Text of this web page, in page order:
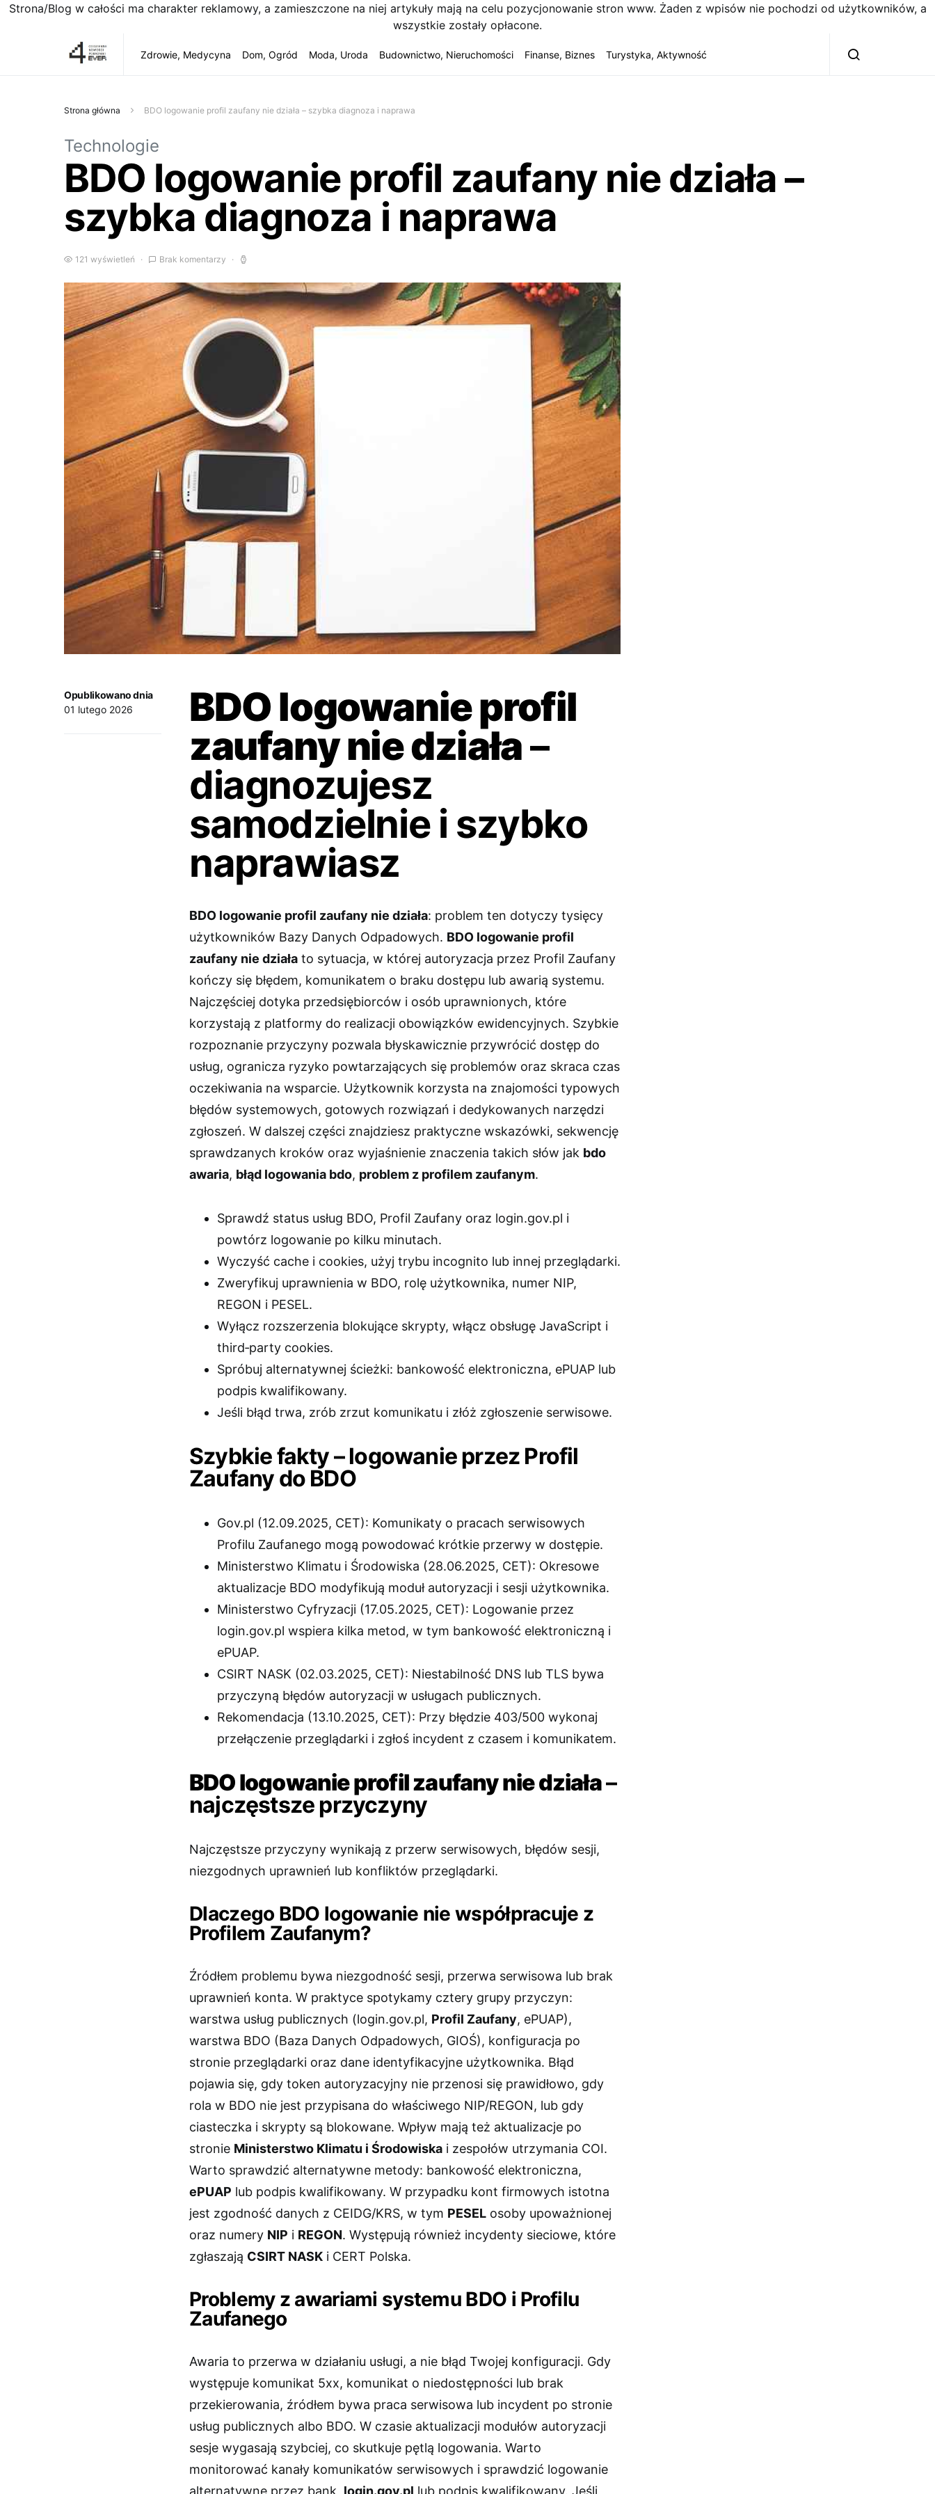
Strona/Blog w całości ma charakter reklamowy, a zamieszczone na niej artykuły mają na celu pozycjonowanie stron www. Żaden z wpisów nie pochodzi od użytkowników, a
wszystkie zostały opłacone.
Zdrowie, Medycyna Dom, Ogród Moda, Uroda Budownictwo, Nieruchomości Finanse, Biznes Turystyka, Aktywność
Strona główna BDO logowanie profil zaufany nie działa – szybka diagnoza i naprawa
Technologie
BDO logowanie profil zaufany nie działa –
szybka diagnoza i naprawa
121 wyświetleń Brak komentarzy
Opublikowano dnia
01 lutego 2026
BDO logowanie profil
zaufany nie działa–
diagnozujesz
samodzielnie i szybko
naprawiasz
BDO logowanie profil zaufany nie działa: problem ten dotyczy tysięcy
użytkowników Bazy Danych Odpadowych. BDO logowanie profil
zaufany nie działa to sytuacja, w której autoryzacja przez Profil Zaufany
kończy się błędem, komunikatem o braku dostępu lub awarią systemu.
Najczęściej dotyka przedsiębiorców i osób uprawnionych, które
korzystają z platformy do realizacji obowiązków ewidencyjnych. Szybkie
rozpoznanie przyczyny pozwala błyskawicznie przywrócić dostęp do
usług, ogranicza ryzyko powtarzających się problemów oraz skraca czas
oczekiwania na wsparcie. Użytkownik korzysta na znajomości typowych
błędów systemowych, gotowych rozwiązań i dedykowanych narzędzi
zgłoszeń. W dalszej części znajdziesz praktyczne wskazówki, sekwencję
sprawdzanych kroków oraz wyjaśnienie znaczenia takich słów jak bdo
awaria, błąd logowania bdo, problem z profilem zaufanym.
Sprawdź status usług BDO, Profil Zaufany oraz login.gov.pl i
powtórz logowanie po kilku minutach.
Wyczyść cache i cookies, użyj trybu incognito lub innej przeglądarki.
Zweryfikuj uprawnienia w BDO, rolę użytkownika, numer NIP,
REGON i PESEL.
Wyłącz rozszerzenia blokujące skrypty, włącz obsługę JavaScript i
third‑party cookies.
Spróbuj alternatywnej ścieżki: bankowość elektroniczna, ePUAP lub
podpis kwalifikowany.
Jeśli błąd trwa, zrób zrzut komunikatu i złóż zgłoszenie serwisowe.
Szybkie fakty – logowanie przez Profil
Zaufany do BDO
Gov.pl (12.09.2025, CET): Komunikaty o pracach serwisowych
Profilu Zaufanego mogą powodować krótkie przerwy w dostępie.
Ministerstwo Klimatu i Środowiska (28.06.2025, CET): Okresowe
aktualizacje BDO modyfikują moduł autoryzacji i sesji użytkownika.
Ministerstwo Cyfryzacji (17.05.2025, CET): Logowanie przez
login.gov.pl wspiera kilka metod, w tym bankowość elektroniczną i
ePUAP.
CSIRT NASK (02.03.2025, CET): Niestabilność DNS lub TLS bywa
przyczyną błędów autoryzacji w usługach publicznych.
Rekomendacja (13.10.2025, CET): Przy błędzie 403/500 wykonaj
przełączenie przeglądarki i zgłoś incydent z czasem i komunikatem.
BDO logowanie profil zaufany nie działa–
najczęstsze przyczyny
Najczęstsze przyczyny wynikają z przerw serwisowych, błędów sesji,
niezgodnych uprawnień lub konfliktów przeglądarki.
Dlaczego BDO logowanie nie współpracuje z
Profilem Zaufanym?
Źródłem problemu bywa niezgodność sesji, przerwa serwisowa lub brak
uprawnień konta. W praktyce spotykamy cztery grupy przyczyn:
warstwa usług publicznych (login.gov.pl, Profil Zaufany, ePUAP),
warstwa BDO (Baza Danych Odpadowych, GIOŚ), konfiguracja po
stronie przeglądarki oraz dane identyfikacyjne użytkownika. Błąd
pojawia się, gdy token autoryzacyjny nie przenosi się prawidłowo, gdy
rola w BDO nie jest przypisana do właściwego NIP/REGON, lub gdy
ciasteczka i skrypty są blokowane. Wpływ mają też aktualizacje po
stronie Ministerstwo Klimatu i Środowiska i zespołów utrzymania COI.
Warto sprawdzić alternatywne metody: bankowość elektroniczna,
ePUAP lub podpis kwalifikowany. W przypadku kont firmowych istotna
jest zgodność danych z CEIDG/KRS, w tym PESEL osoby upoważnionej
oraz numery NIP i REGON. Występują również incydenty sieciowe, które
zgłaszają CSIRT NASK i CERT Polska.
Problemy z awariami systemu BDO i Profilu
Zaufanego
Awaria to przerwa w działaniu usługi, a nie błąd Twojej konfiguracji. Gdy
występuje komunikat 5xx, komunikat o niedostępności lub brak
przekierowania, źródłem bywa praca serwisowa lub incydent po stronie
usług publicznych albo BDO. W czasie aktualizacji modułów autoryzacji
sesje wygasają szybciej, co skutkuje pętlą logowania. Warto
monitorować kanały komunikatów serwisowych i sprawdzić logowanie
alternatywne przez bank, login.gov.pl lub podpis kwalifikowany. Jeśli